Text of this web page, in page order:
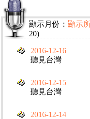
顯示月份： 顯示
20)
2016-12-16
聽見台灣
2016-12-15
聽見台灣
2016-12-14